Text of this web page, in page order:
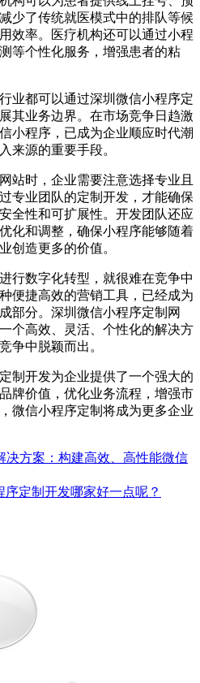
少了传统就医模式中的排队等候
效率。医疗机构还可以通过小程
等个性化服务，增强患者的粘
业都可以通过深圳微信小程序定
其业务边界。在市场竞争日趋激
小程序，已成为企业顺应时代潮
来源的重要手段。
站时，企业需要注意选择专业且
专业团队的定制开发，才能确保
全性和可扩展性。开发团队还应
化和调整，确保小程序能够随着
创造更多的价值。
行数字化转型，就很难在竞争中
便捷高效的营销工具，已经成为
部分。深圳微信小程序定制网
个高效、灵活、个性化的解决方
争中脱颖而出。
制开发为企业提供了一个强大的
牌价值，优化业务流程，增强市
微信小程序定制将成为更多企业
决方案：构建高效、高性能微信
序定制开发哪家好一点呢？